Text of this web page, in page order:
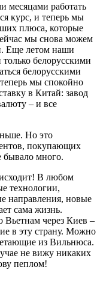
месяцами работать
курс, и теперь мы
плюса, которые
мы снова можем
Еще летом наши
белорусскими
белорусскими
мы спокойно
в Китай: завод
– и все
Но это
покупающих
бывало много.
В любом
технологии,
направления, новые
сама жизнь.
Вьетнам через Киев –
в эту страну. Можно
из Вильнюса.
не вижу никаких
пеплом!